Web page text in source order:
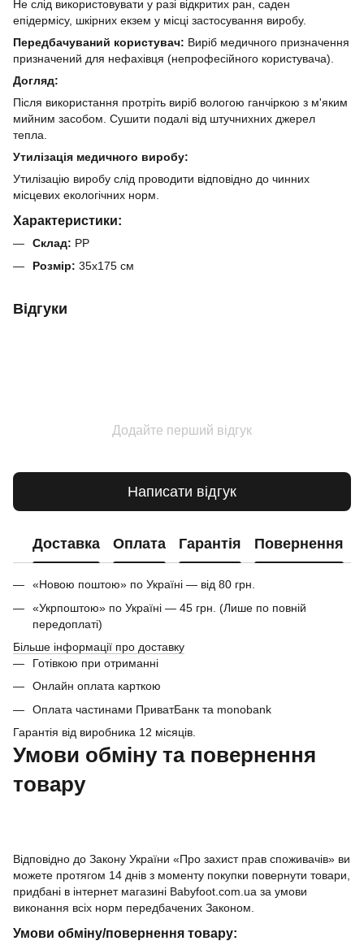
Не слід використовувати у разі відкритих ран, саден
епідермісу, шкірних екзем у місці застосування виробу.
Передбачуваний користувач: Виріб медичного призначення
призначений для нефахівця (непрофесійного користувача).
Догляд:
Після використання протріть виріб вологою ганчіркою з м'яким
мийним засобом. Сушити подалі від штучнихних джерел
тепла.
Утилізація медичного виробу:
Утилізацію виробу слід проводити відповідно до чинних
місцевих екологічних норм.
Характеристики:
Склад: PP
Розмір: 35x175 см
Відгуки
Додайте перший відгук
Написати відгук
Доставка Оплата Гарантія Повернення
«Новою поштою» по Україні — від 80 грн.
«Укрпоштою» по Україні — 45 грн. (Лише по повній
передоплаті)
Більше інформації про доставку
Готівкою при отриманні
Онлайн оплата карткою
Оплата частинами ПриватБанк та monobank
Гарантія від виробника 12 місяців.
Умови обміну та повернення
товару
Відповідно до Закону України «Про захист прав споживачів» ви
можете протягом 14 днів з моменту покупки повернути товари,
придбані в інтернет магазині Babyfoot.com.ua за умови
виконання всіх норм передбачених Законом.
Умови обміну/повернення товару: